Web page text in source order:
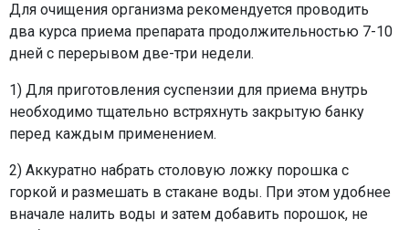
Для очищения организма рекомендуется проводить
два курса приема препарата продолжительностью 7-10
дней с перерывом две-три недели.
1) Для приготовления суспензии для приема внутрь
необходимо тщательно встряхнуть закрытую банку
перед каждым применением.
2) Аккуратно набрать столовую ложку порошка с
горкой и размешать в стакане воды. При этом удобнее
вначале налить воды и затем добавить порошок, не